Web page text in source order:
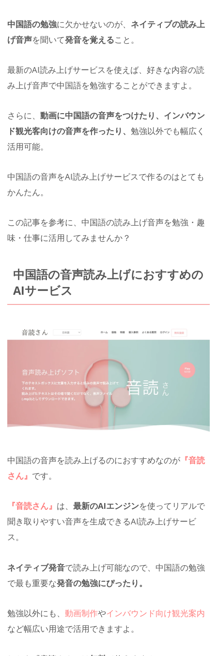
中国語の勉強に欠かせないのが、 ネイティブの読み上
げ音声を聞いて発音を覚えること。
最新のAI読み上げサービスを使えば、好きな内容の読
み上げ音声で中国語を勉強することができますよ。
さらに、 動画に中国語の音声をつけたり、インバウン
ド観光客向けの音声を作ったり、 勉強以外でも幅広く
活用可能。
中国語の音声をAI読み上げサービスで作るのはとても
かんたん。
この記事を参考に、中国語の読み上げ音声を勉強・趣
味・仕事に活用してみませんか？
中国語の音声読み上げにおすすめの
AIサービス
中国語の音声を読み上げるのにおすすめなのが 『音読
さん』 です。
『音読さん』 は、 最新のAIエンジンを使ってリアルで
聞き取りやすい音声を生成できるAI読み上げサービ
ス。
ネイティブ発音で読み上げ可能なので、中国語の勉強
で最も重要な発音の勉強にぴったり。
勉強以外にも、 動画制作やインバウンド向け観光案内
など幅広い用途で活用できますよ。